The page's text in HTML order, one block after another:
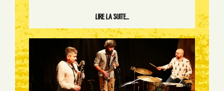
Lire la suite...